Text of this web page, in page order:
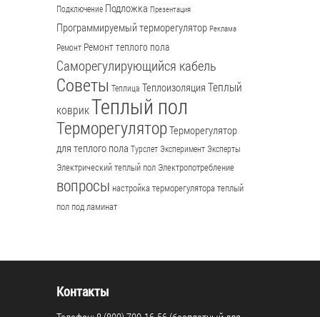
Подключение Подложка Презентация
Программируемый терморегулятор Реклама
Ремонт Ремонт теплого пола
Саморегулирующийся кабель
Советы Теплица Теплоизоляция Теплый
коврикТеплый пол
ТерморегуляторТерморегулятор
для теплого пола Турслет Эксперимент Эксперты
Электрический теплый пол Электропотребление
вопросы настройка терморегуляторатеплый
пол под ламинат
Контакты